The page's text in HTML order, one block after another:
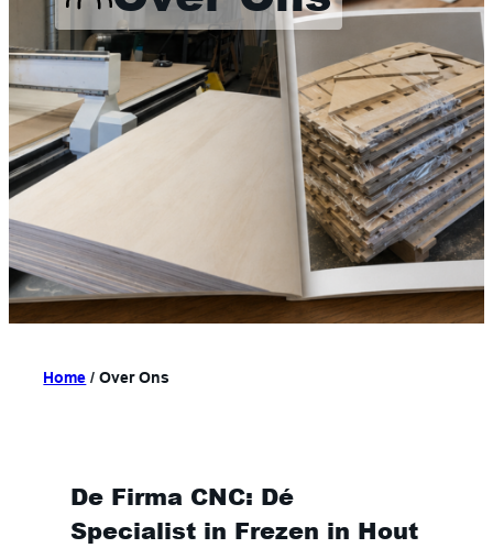
Home /Over Ons
De Firma CNC: Dé
Specialist in Frezen in Hout